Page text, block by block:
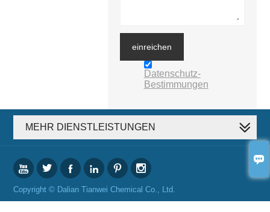

einreichen
Datenschutz-
Bestimmungen
MEHR DIENSTLEISTUNGEN
     
Copyright © Dalian Tianwei Chemical Co., Ltd.